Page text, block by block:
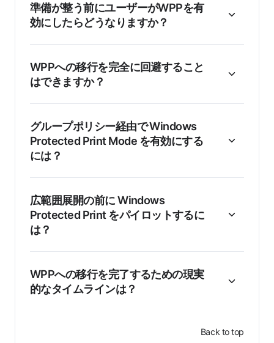
準備が整う前にユーザーがWPPを有
効にしたらどうなりますか？
WPPへの移行を完全に回避すること
はできますか？
グループポリシー経由で Windows
Protected Print Mode を有効にする
には？
広範囲展開の前に Windows
Protected Print をパイロットするに
は？
WPPへの移行を完了するための現実
的なタイムラインは？
Back to top